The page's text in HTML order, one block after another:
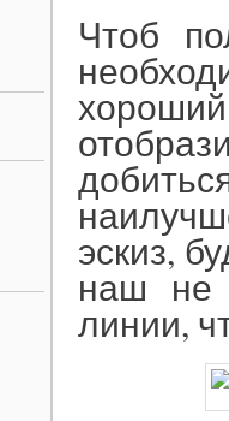
Чтоб
эскиз,
наш не
линии,